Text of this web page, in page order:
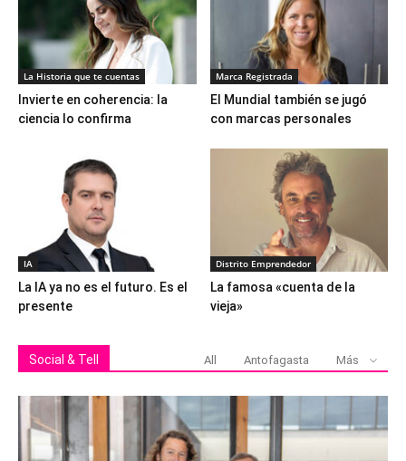
La Historia que te cuentas
Invierte en coherencia: la
ciencia lo confirma
Marca Registrada
El Mundial también se jugó
con marcas personales
IA
La IA ya no es el futuro. Es el
presente
Distrito Emprendedor
La famosa «cuenta de la
vieja»
Social & Tell All Antofagasta Más